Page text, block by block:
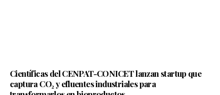
Científicas del CENPAT-CONICET lanzan startup que
captura CO₂ y efluentes industriales para